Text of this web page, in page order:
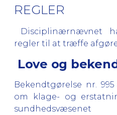
REGLER
Disciplinærnævnet
regler til at træffe
Love og
Bekendtgørelse nr.
om klage- og